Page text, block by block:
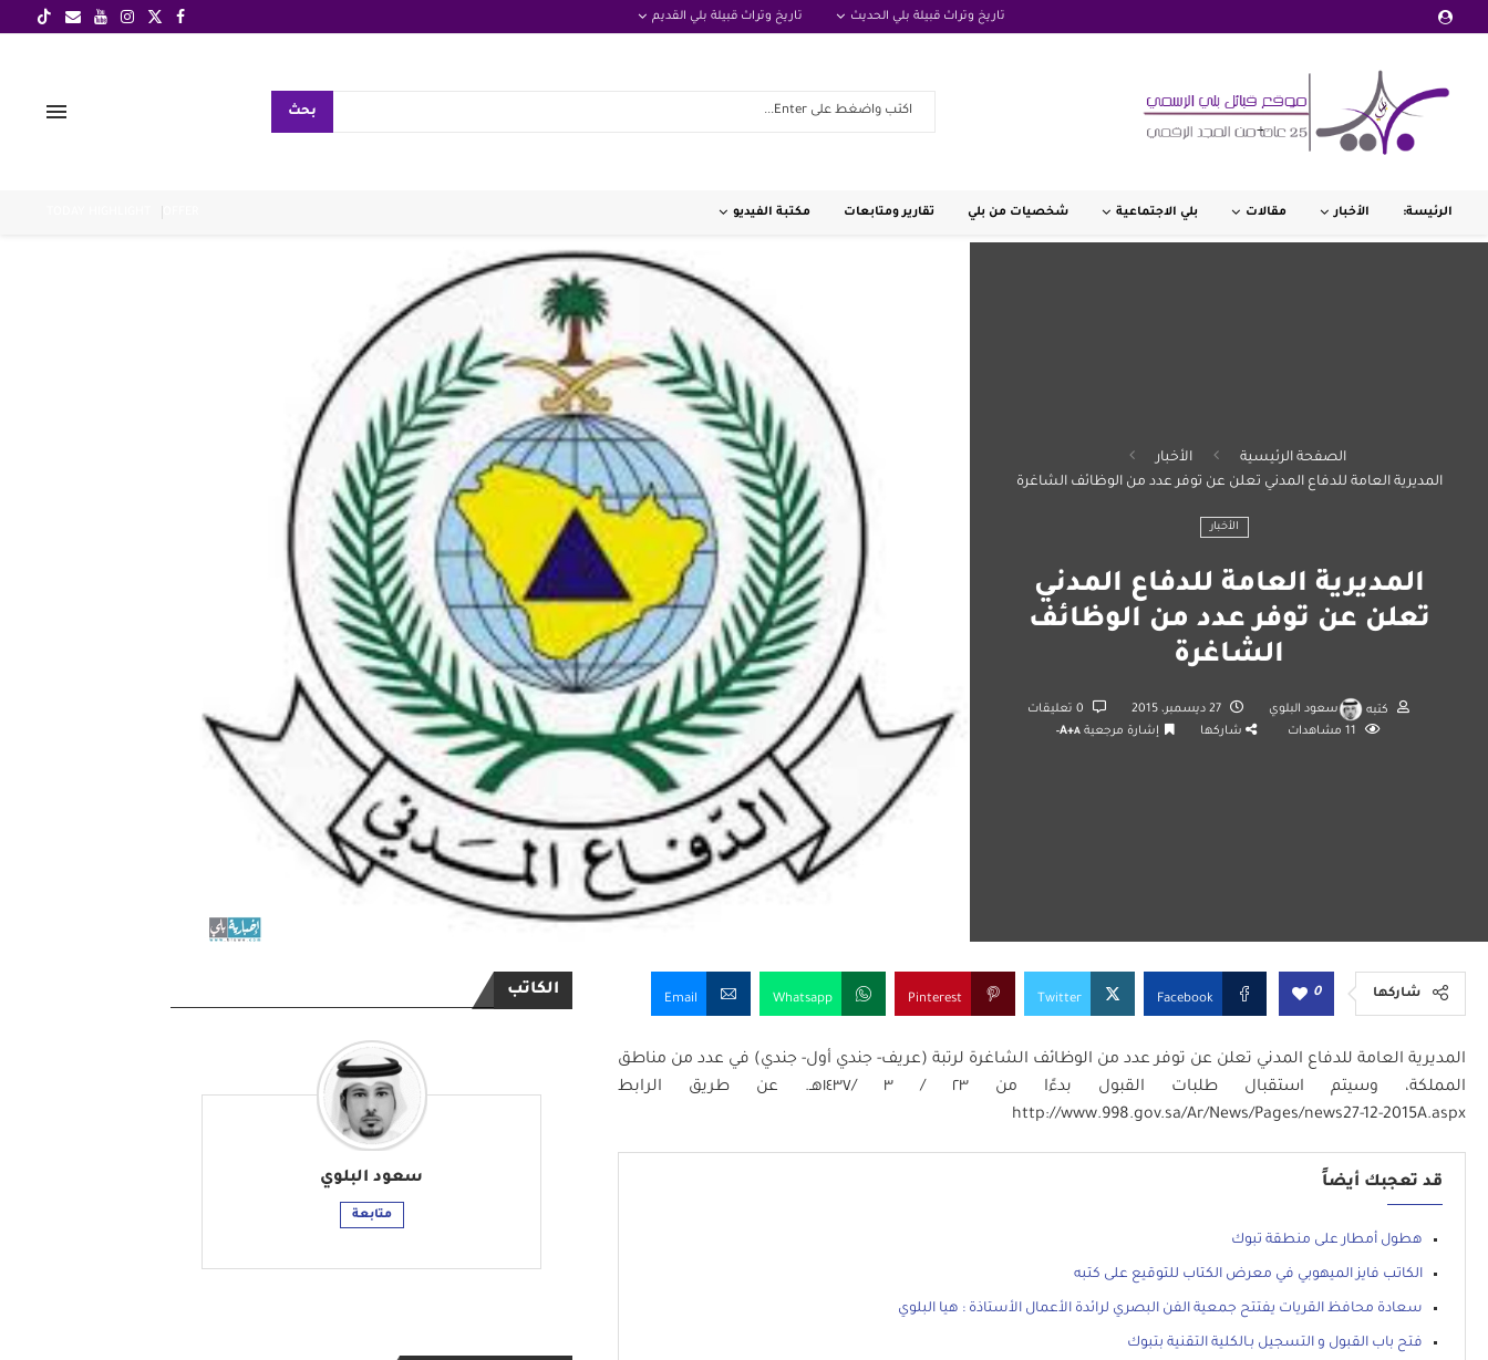
تاريخ وتراث قبيلة بلي الحديث تاريخ وتراث قبيلة بلي القديم
بحث
الرئيسة: الأخبار مقالات بلي الاجتماعية شخصيات من بلي تقارير ومتابعات مكتبة الفيديو
الصفحة الرئيسية
الأخبار
المديرية العامة للدفاع المدني تعلن عن توفر عدد من الوظائف الشاغرة
الأخبار
المديرية العامة للدفاع المدني
تعلن عن توفر عدد من الوظائف
الشاغرة
كتبه سعود البلوي 27 ديسمبر، 2015
11 مشاهدات شاركها إشارة مرجعية A+A-
شاركها 0
Facebook
Twitter
Pinterest
Whatsapp
Email
المديرية العامة للدفاع المدني تعلن عن توفر عدد من الوظائف الشاغرة لرتبة (عريف- جندي أول- جندي) في عدد من مناطق
المملكة، وسيتم استقبال طلبات القبول بدءًا من ٢٣ / ٣ /١٤٣٧هـ. عن طريق الرابط
http://www.998.gov.sa/Ar/News/Pages/news27-12-2015A.aspx
قد تعجبك أيضاً
هطول أمطار على منطقة تبوك
الكاتب فايز الميهوبي في معرض الكتاب للتوقيع على كتبه
سعادة محافظ القريات يفتتح جمعية الفن البصري لرائدة الأعمال الأستاذة : هيا البلوي
فتح باب القبول و التسجيل بـالكلية التقنية بتبوك
الكاتب
سعود البلوي
متابعة